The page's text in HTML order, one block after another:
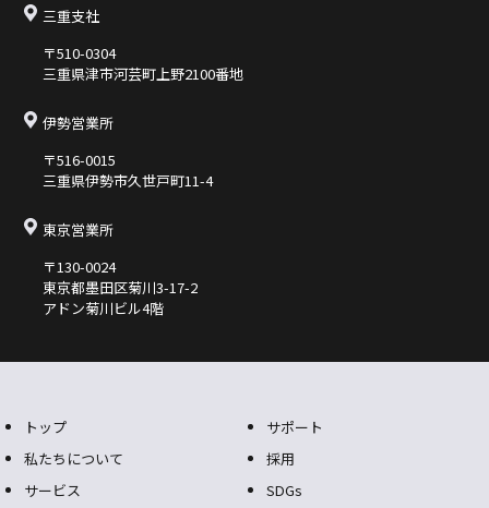
三重支社
〒510-0304
三重県津市河芸町上野2100番地
伊勢営業所
〒516-0015
三重県伊勢市久世⼾町11-4
東京営業所
〒130-0024
東京都墨⽥区菊川3-17-2
アドン菊川ビル4階
トップ
私たちについて
サービス
サポート
採用
SDGs